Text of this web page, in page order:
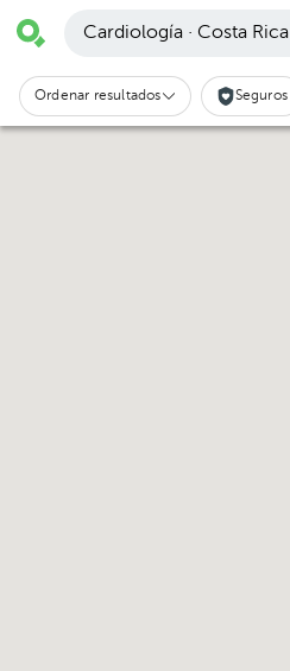
Cardiología · Costa Rica
Ordenar resultados Seguros